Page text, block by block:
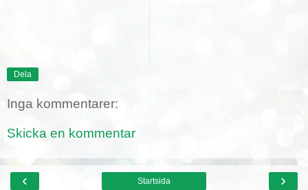
Dela
Inga kommentarer:
Skicka en kommentar
‹ ›
Startsida